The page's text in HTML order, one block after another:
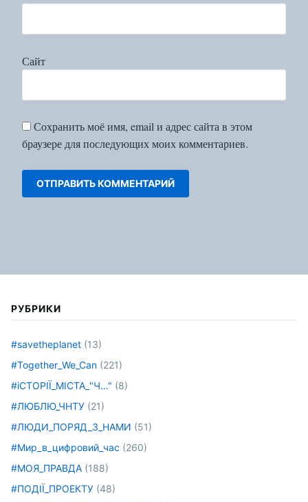
Сайт
Сохранить моё имя, email и адрес сайта в этом
браузере для последующих моих комментариев.
РУБРИКИ
#savetheplanet (13)
#Together_We_Can (221)
#іСТОРІЇ_МІСТА_"Ч…" (8)
#ЛЮБЛЮ_ЧНТУ (21)
#ЛЮДИ_ПОРЯД_З_НАМИ (51)
#Мир_в_цифровий_час (260)
#МОЯ_ПРАВДА (188)
#ПОДІЇ_ПРОЕКТУ (48)